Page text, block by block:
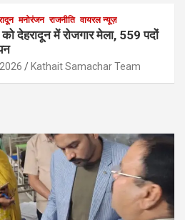
मनोरंजन राजनीति वायरल न्यूज़
देहरादून में रोजगार मेला, 559 पदों
Kathait Samachar Team